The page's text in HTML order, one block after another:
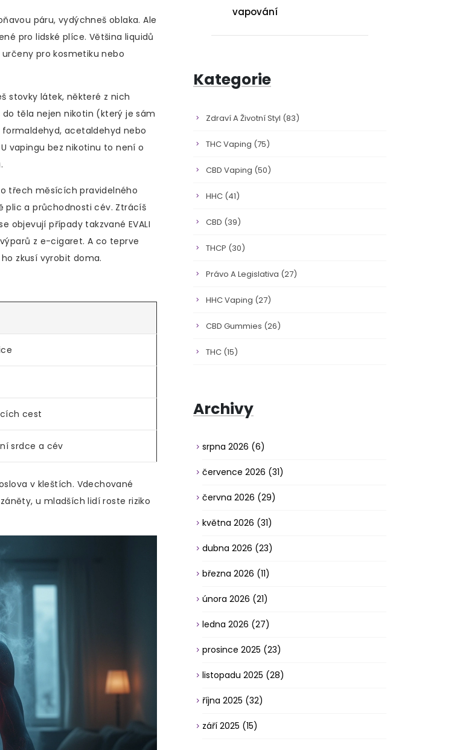
páru, vydýchneš oblaka. Ale
pro lidské plíce. Většina liquidů
pro kosmetiku nebo
stovky látek, některé z nich
těla nejen nikotin (který je sám
acetaldehyd nebo
vapingu bez nikotinu to není o
třech měsících pravidelného
a průchodnosti cév. Ztrácíš
objevují případy takzvané EVALI
z e-cigaret. A co teprve
zkusí vyrobit doma.
cest
srdce a cév
v kleštích. Vdechované
u mladších lidí roste riziko
vapování
Kategorie
Zdraví A Životní Styl (83)
THC Vaping (75)
CBD Vaping (50)
HHC (41)
CBD (39)
THCP (30)
Právo A Legislativa (27)
HHC Vaping (27)
CBD Gummies (26)
THC (15)
Archivy
srpna 2026 (6)
července 2026 (31)
června 2026 (29)
května 2026 (31)
dubna 2026 (23)
března 2026 (11)
února 2026 (21)
ledna 2026 (27)
prosince 2025 (23)
listopadu 2025 (28)
října 2025 (32)
září 2025 (15)